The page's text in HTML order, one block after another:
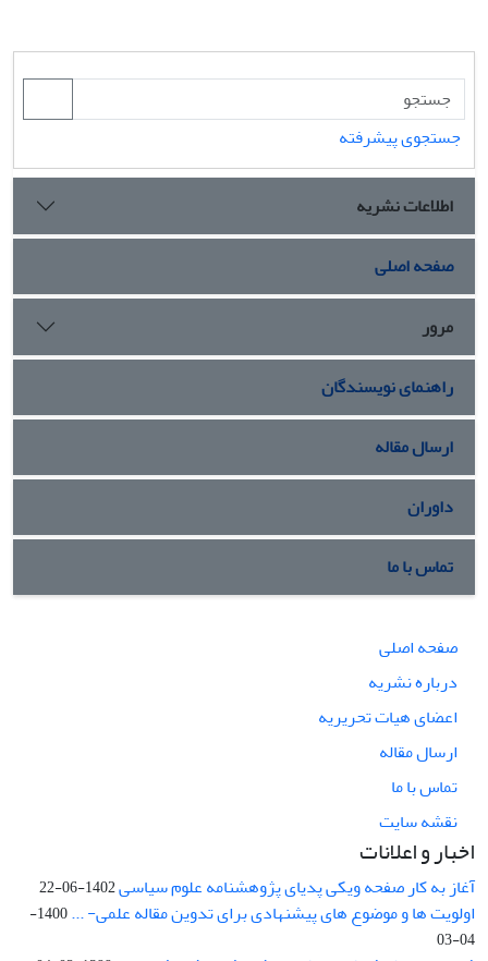
جستجوی پیشرفته
اطلاعات نشریه
صفحه اصلی
مرور
راهنمای نویسندگان
ارسال مقاله
داوران
تماس با ما
صفحه اصلی
درباره نشریه
اعضای هیات تحریریه
ارسال مقاله
تماس با ما
نقشه سایت
اخبار و اعلانات
آغاز به کار صفحه ویکی پدیای پژوهشنامه علوم سیاسی1402-06-22
اولویت ها و موضوع های پیشنهادی برای تدوین مقاله علمی- ...
1400-
04-03